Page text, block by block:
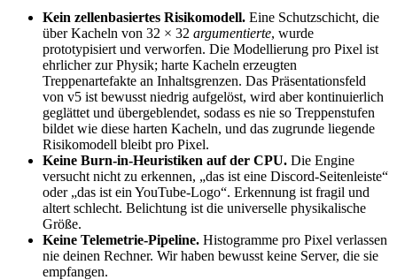
Kein zellenbasiertes Risikomodell. Eine Schutzschicht, die
über Kacheln von 32 × 32 argumentierte, wurde
prototypisiert und verworfen. Die Modellierung pro Pixel ist
ehrlicher zur Physik; harte Kacheln erzeugten
Treppenartefakte an Inhaltsgrenzen. Das Präsentationsfeld
von v5 ist bewusst niedrig aufgelöst, wird aber kontinuierlich
geglättet und übergeblendet, sodass es nie so Treppenstufen
bildet wie diese harten Kacheln, und das zugrunde liegende
Risikomodell bleibt pro Pixel.
Keine Burn-in-Heuristiken auf der CPU. Die Engine
versucht nicht zu erkennen, „das ist eine Discord-Seitenleiste“
oder „das ist ein YouTube-Logo“. Erkennung ist fragil und
altert schlecht. Belichtung ist die universelle physikalische
Größe.
Keine Telemetrie-Pipeline. Histogramme pro Pixel verlassen
nie deinen Rechner. Wir haben bewusst keine Server, die sie
empfangen.